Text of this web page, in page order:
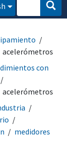
acelerómetros
con
acelerómetros
medidores